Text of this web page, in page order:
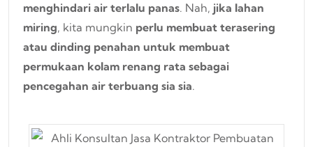
menghindari air terlalu panas. Nah, jika lahan
miring, kita mungkin perlu membuat terasering
atau dinding penahan untuk membuat
permukaan kolam renang rata sebagai
pencegahan air terbuang sia sia.